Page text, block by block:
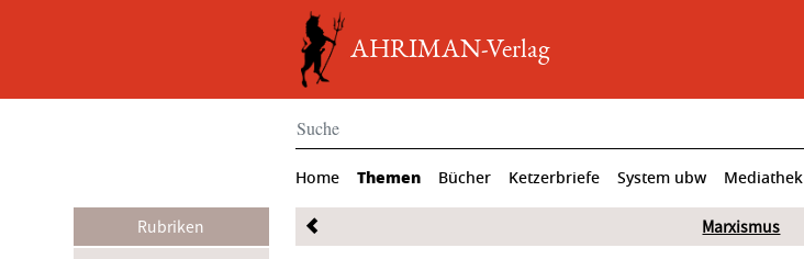
AHRIMAN-Verlag
Home Themen Bücher Ketzerbriefe System ubw Mediathek
Rubriken Marxismus